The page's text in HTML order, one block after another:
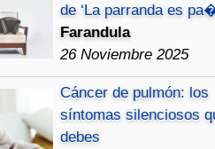
de ‘La parranda es
Farandula
26 Noviembre 2025
Cáncer de pulmón: los
síntomas silenciosos
debes